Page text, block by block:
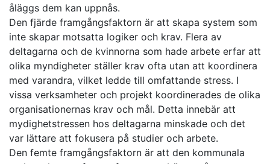
åläggs dem kan uppnås.
Den fjärde framgångsfaktorn är att skapa system som
inte skapar motsatta logiker och krav. Flera av
deltagarna och de kvinnorna som hade arbete erfar att
olika myndigheter ställer krav ofta utan att koordinera
med varandra, vilket ledde till omfattande stress. I
vissa verksamheter och projekt koordinerades de olika
organisationernas krav och mål. Detta innebär att
mydighetstressen hos deltagarna minskade och det
var lättare att fokusera på studier och arbete.
Den femte framgångsfaktorn är att den kommunala